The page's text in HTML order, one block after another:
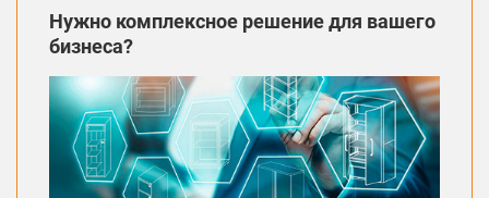
Нужно комплексное решение для вашего
бизнеса?